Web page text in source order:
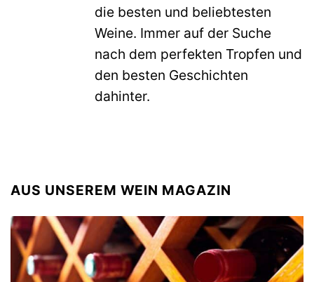
die besten und beliebtesten
Weine. Immer auf der Suche
nach dem perfekten Tropfen und
den besten Geschichten
dahinter.
AUS UNSEREM WEIN MAGAZIN